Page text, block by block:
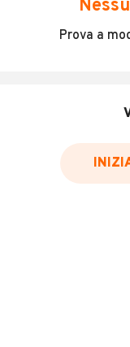
Incidenti in
Data e luogo
Inserisci il numero
Prova a